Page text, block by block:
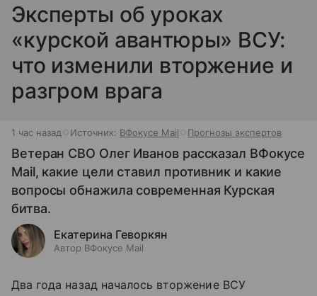
Эксперты об уроках
«курской авантюры» ВСУ:
что изменили вторжение и
разгром врага
1 час назад Источник: ВФокусе Mail Прогнозы экспертов
Ветеран СВО Олег Иванов рассказал ВФокусе
Mail, какие цели ставил противник и какие
вопросы обнажила современная Курская
битва.
Екатерина Геворкян
Автор ВФокусе Mail
Два года назад началось вторжение ВСУ